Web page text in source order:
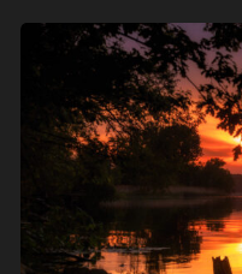
Majowy
zachód
jeziorem
Pławniowice